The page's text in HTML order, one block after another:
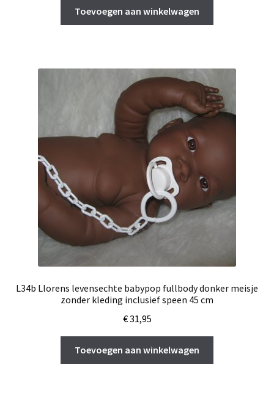
was:
€ 32,95.
is:
€ 30,00.
Toevoegen aan winkelwagen
L34b Llorens levensechte babypop fullbody donker meisje
zonder kleding inclusief speen 45 cm
€31,95
Toevoegen aan winkelwagen